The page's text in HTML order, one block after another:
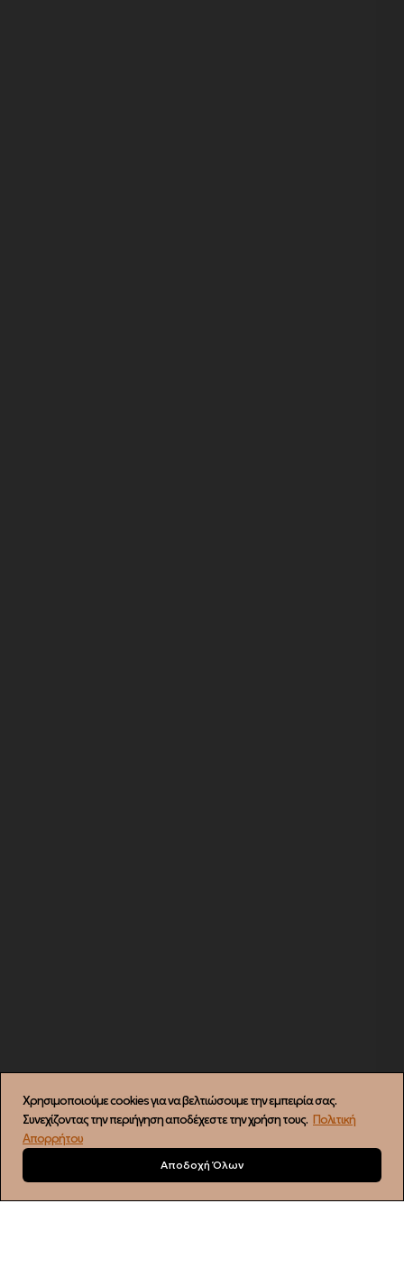
Χρησιμοποιούμε cookies για να βελτιώσουμε την εμπειρία σας.
Συνεχίζοντας την περιήγηση αποδέχεστε την χρήση τους. Πολιτική
Απορρήτου
Αποδοχή Όλων